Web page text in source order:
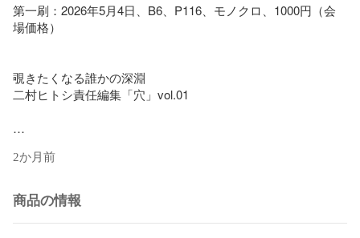
第一刷：2026年5月4日、B6、P116、モノクロ、1000円（会
場価格）
覗きたくなる誰かの深淵
二村ヒトシ責任編集「穴」vol.01
「懺悔します!!!」
AV監督、作家、漫画家、ライター、文筆家、編集者、緊縛
師、デザイナーなど、さまざまな書き手が、それぞれの“懺
悔”を持ち寄った合同誌です。
2か月前
商品の情報